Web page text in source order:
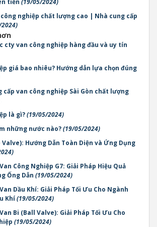
nghiệp chất lượng cao | Nhà cung cấp
cty van công nghiệp hàng đầu và uy tín
giá bao nhiêu? Hướng dẫn lựa chọn đúng
cấp van công nghiệp Sài Gòn chất lượng
là gì?(19/05/2024)
những nước nào?(19/05/2024)
Hướng Dẫn Toàn Diện và Ứng Dụng
Công Nghiệp G7: Giải Pháp Hiệu Quả
Ống Dẫn (19/05/2024)
Dầu Khí: Giải Pháp Tối Ưu Cho Ngành
Khí(19/05/2024)
Bi (Ball Valve): Giải Pháp Tối Ưu Cho
(19/05/2024)